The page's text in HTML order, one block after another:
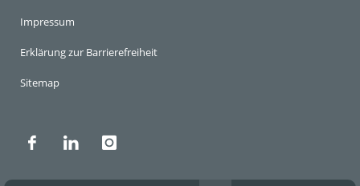
Impressum
Erklärung zur Barrierefreiheit
Sitemap